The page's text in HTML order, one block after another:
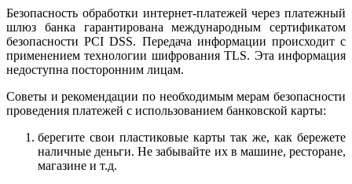
Безопасность обработки интернет-платежей через платежный
шлюз банка гарантирована международным сертификатом
безопасности PCI DSS. Передача информации происходит с
применением технологии шифрования TLS. Эта информация
недоступна посторонним лицам.
Советы и рекомендации по необходимым мерам безопасности
проведения платежей с использованием банковской карты:
берегите свои пластиковые карты так же, как бережете
наличные деньги. Не забывайте их в машине, ресторане,
магазине и т.д.